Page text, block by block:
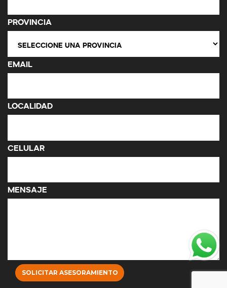
Provincia
Email
Localidad
Celular
Mensaje
SOLICITAR ASESORAMIENTO